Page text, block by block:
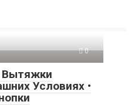
0
Вытяжки
Условиях •